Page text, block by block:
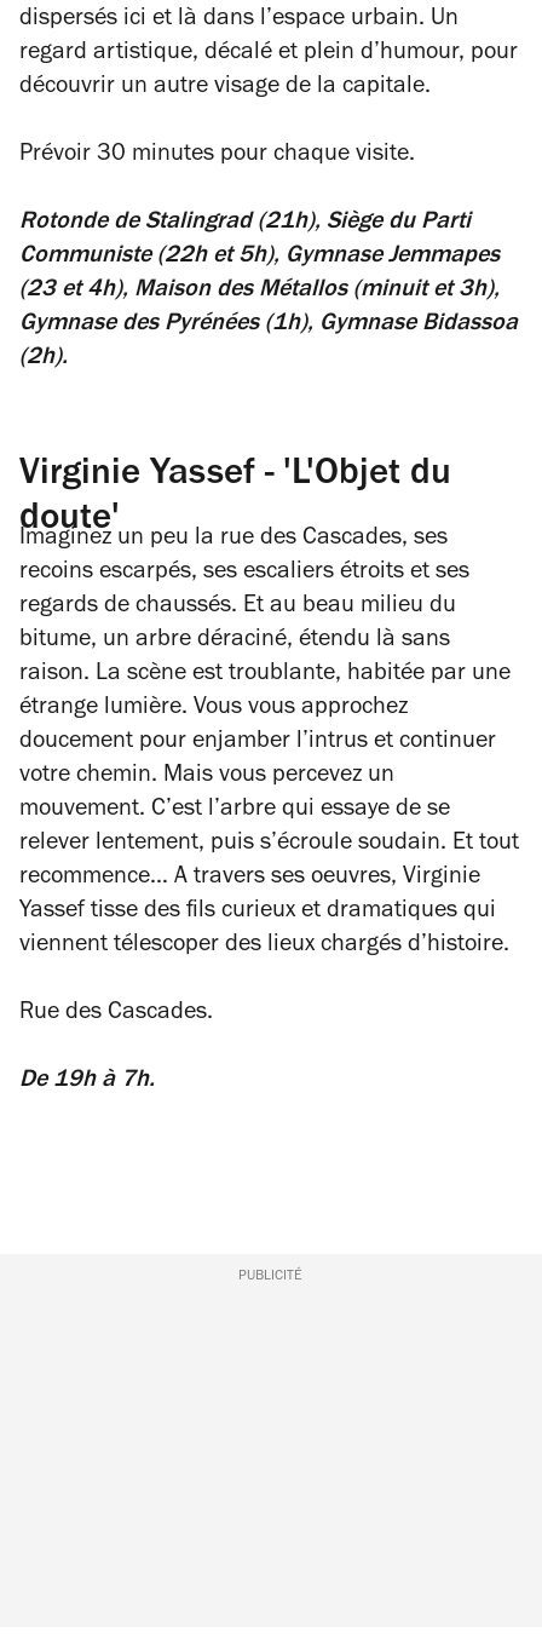
dispersés ici et là dans l’espace urbain. Un
regard artistique, décalé et plein d’humour, pour
découvrir un autre visage de la capitale.
Prévoir 30 minutes pour chaque visite.
Rotonde de Stalingrad (21h), Siège du Parti
Communiste (22h et 5h), Gymnase Jemmapes
(23 et 4h), Maison des Métallos (minuit et 3h),
Gymnase des Pyrénées (1h), Gymnase Bidassoa
(2h).
Virginie Yassef - 'L'Objet du
doute'
Imaginez un peu la rue des Cascades, ses
recoins escarpés, ses escaliers étroits et ses
regards de chaussés. Et au beau milieu du
bitume, un arbre déraciné, étendu là sans
raison. La scène est troublante, habitée par une
étrange lumière. Vous vous approchez
doucement pour enjamber l’intrus et continuer
votre chemin. Mais vous percevez un
mouvement. C’est l’arbre qui essaye de se
relever lentement, puis s’écroule soudain. Et tout
recommence… A travers ses oeuvres, Virginie
Yassef tisse des fils curieux et dramatiques qui
viennent télescoper des lieux chargés d’histoire.
Rue des Cascades.
De 19h à 7h.
PUBLICITÉ